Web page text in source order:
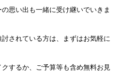
思い出も一緒に受け継いでいきま
されている方は、まずはお気軽に
するか、ご予算等も含め無料お見